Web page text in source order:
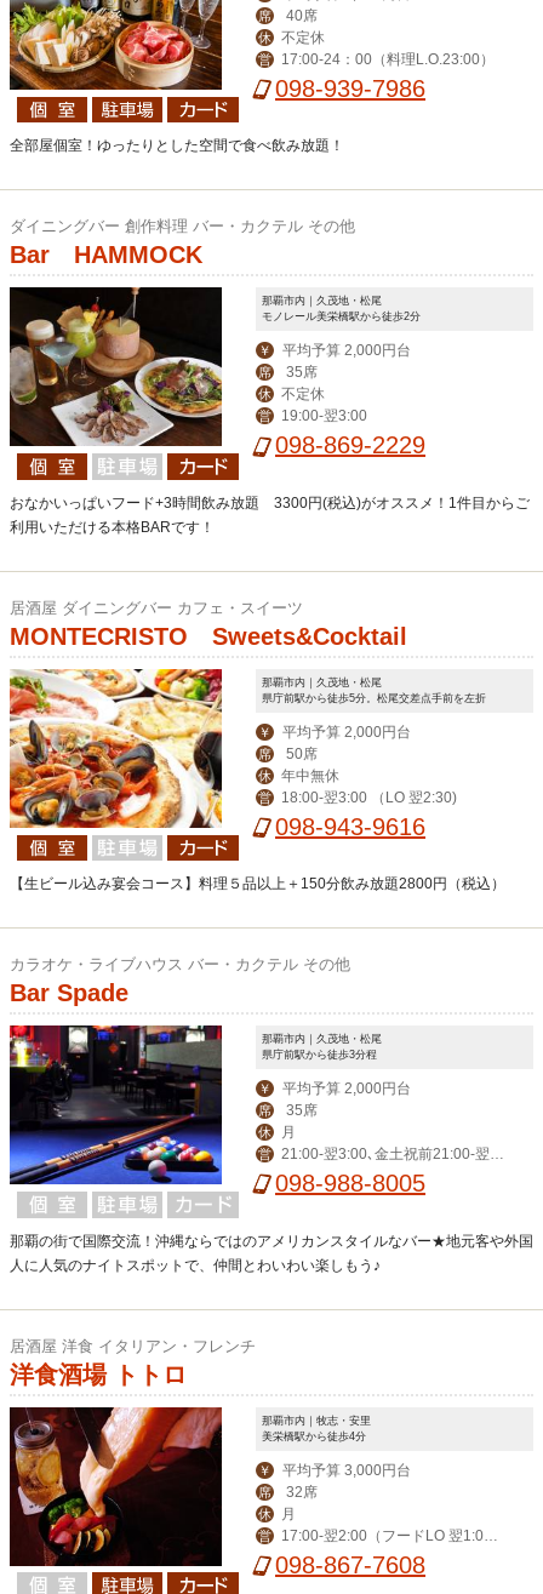
席 40席
休 不定休
営 17:00-24：00（料理L.O.23:00）
098-939-7986
全部屋個室！ゆったりとした空間で食べ飲み放題！
ダイニングバー 創作料理 バー・カクテル その他
Bar HAMMOCK
那覇市内｜久茂地・松尾
モノレール美栄橋駅から徒歩2分
￥ 平均予算 2,000円台
席 35席
休 不定休
営 19:00-翌3:00
098-869-2229
おなかいっぱいフード+3時間飲み放題 3300円(税込)がオススメ！1件目からご
利用いただける本格BARです！
居酒屋 ダイニングバー カフェ・スイーツ
MONTECRISTO Sweets&Cocktail
那覇市内｜久茂地・松尾
県庁前駅から徒歩5分。松尾交差点手前を左折
￥ 平均予算 2,000円台
席 50席
休 年中無休
営 18:00-翌3:00 （LO 翌2:30)
098-943-9616
【生ビール込み宴会コース】料理５品以上＋150分飲み放題2800円（税込）
カラオケ・ライブハウス バー・カクテル その他
Bar Spade
那覇市内｜久茂地・松尾
県庁前駅から徒歩3分程
￥ 平均予算 2,000円台
席 35席
休 月
営
21:00-翌3:00､金土祝前21:00-翌5:
00 098-988-8005
那覇の街で国際交流！沖縄ならではのアメリカンスタイルなバー★地元客や外国
人に人気のナイトスポットで、仲間とわいわい楽しもう♪
居酒屋 洋食 イタリアン・フレンチ
洋食酒場 トトロ
那覇市内｜牧志・安里
美栄橋駅から徒歩4分
￥ 平均予算 3,000円台
席 32席
休 月
営
17:00-翌2:00（フードLO 翌1:0
0）098-867-7608